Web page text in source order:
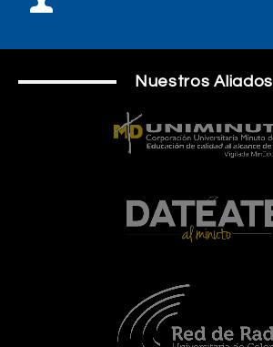
Nuestros Aliados